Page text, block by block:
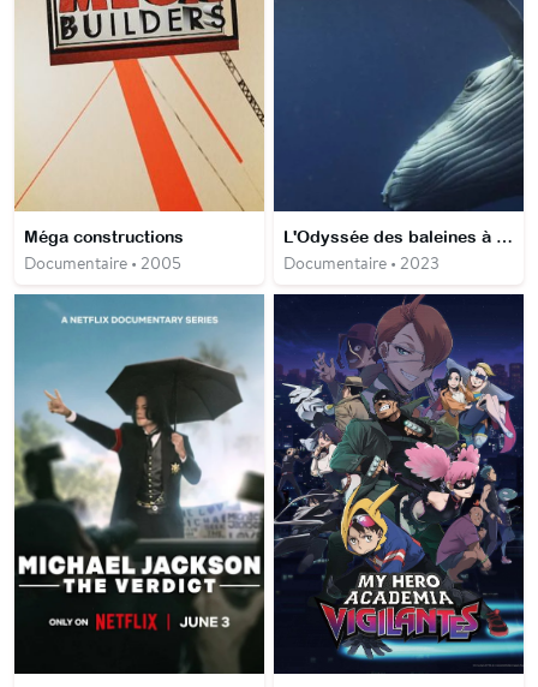
Méga constructions
Documentaire • 2005
L'Odyssée des baleines à bosse
Documentaire • 2023